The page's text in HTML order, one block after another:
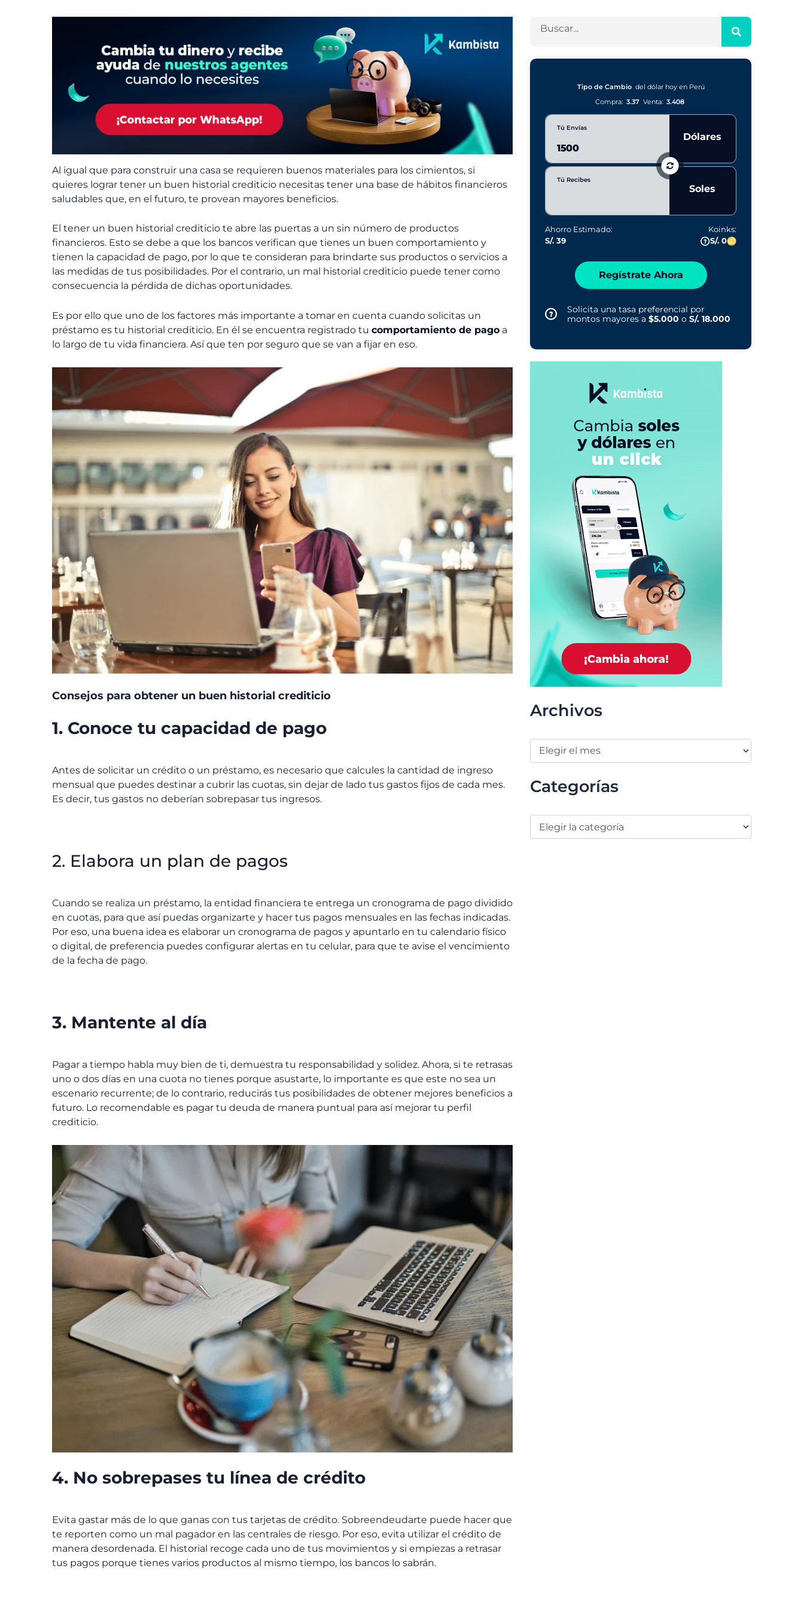
Al igual que para construir una casa se requieren buenos materiales para los cimientos, si
quieres lograr tener un buen historial crediticio necesitas tener una base de hábitos financieros
saludables que, en el futuro, te provean mayores beneficios.
El tener un buen historial crediticio te abre las puertas a un sin número de productos
financieros. Esto se debe a que los bancos verifican que tienes un buen comportamiento y
tienen la capacidad de pago, por lo que te consideran para brindarte sus productos o servicios a
las medidas de tus posibilidades. Por el contrario, un mal historial crediticio puede tener como
consecuencia la pérdida de dichas oportunidades.
Es por ello que uno de los factores más importante a tomar en cuenta cuando solicitas un
préstamo es tu historial crediticio. En él se encuentra registrado tu comportamiento de pago a
lo largo de tu vida financiera. Así que ten por seguro que se van a fijar en eso.
Consejos para obtener un buen historial crediticio
1. Conoce tu capacidad de pago
Antes de solicitar un crédito o un préstamo, es necesario que calcules la cantidad de ingreso
mensual que puedes destinar a cubrir las cuotas, sin dejar de lado tus gastos fijos de cada mes.
Es decir, tus gastos no deberían sobrepasar tus ingresos.
2. Elabora un plan de pagos
Cuando se realiza un préstamo, la entidad financiera te entrega un cronograma de pago dividido
en cuotas, para que así puedas organizarte y hacer tus pagos mensuales en las fechas indicadas.
Por eso, una buena idea es elaborar un cronograma de pagos y apuntarlo en tu calendario físico
o digital, de preferencia puedes configurar alertas en tu celular, para que te avise el vencimiento
de la fecha de pago.
3. Mantente al día
Pagar a tiempo habla muy bien de ti, demuestra tu responsabilidad y solidez. Ahora, si te retrasas
uno o dos días en una cuota no tienes porque asustarte, lo importante es que este no sea un
escenario recurrente; de lo contrario, reducirás tus posibilidades de obtener mejores beneficios a
futuro. Lo recomendable es pagar tu deuda de manera puntual para así mejorar tu perfil
crediticio.
4. No sobrepases tu línea de crédito
Evita gastar más de lo que ganas con tus tarjetas de crédito. Sobreendeudarte puede hacer que
te reporten como un mal pagador en las centrales de riesgo. Por eso, evita utilizar el crédito de
manera desordenada. El historial recoge cada uno de tus movimientos y si empiezas a retrasar
tus pagos porque tienes varios productos al mismo tiempo, los bancos lo sabrán.
c
Tipo de Cambio del dólar hoy en Perú
Compra: 3.37 Venta: 3.408
Tú Envías
Dólares
Tú Recibes
Soles
Ahorro Estimado:
S/. 39
Koinks:
S/. 0
Regístrate Ahora
Solicita una tasa preferencial por
montos mayores a $5.000 o S/. 18.000
Archivos
s
Categorías
í